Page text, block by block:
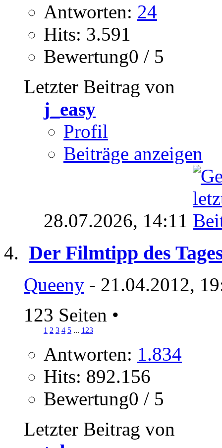
Antworten: 24
Hits: 3.591
Bewertung0 / 5
Letzter Beitrag von
j_easy
Profil
Beiträge anzeigen
28.07.2026, 14:11
Der Filmtipp des
Queeny - 21.04.2012,
123 Seiten •
1 2 3 4 5 ... 123
Antworten: 1.834
Hits: 892.156
Bewertung0 / 5
Letzter Beitrag von